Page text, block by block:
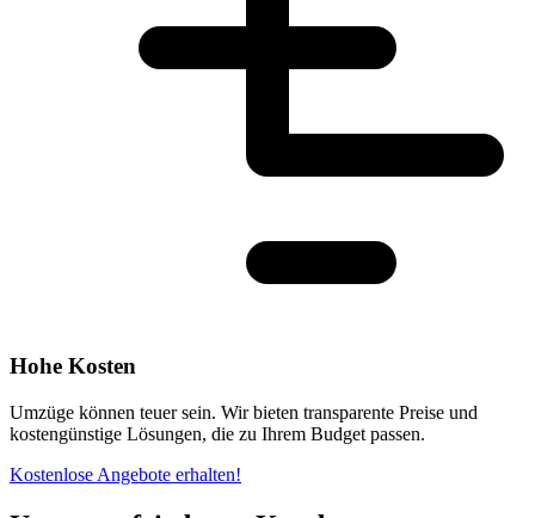
Hohe Kosten
Umzüge können teuer sein. Wir bieten transparente Preise und
kostengünstige Lösungen, die zu Ihrem Budget passen.
Kostenlose Angebote erhalten!